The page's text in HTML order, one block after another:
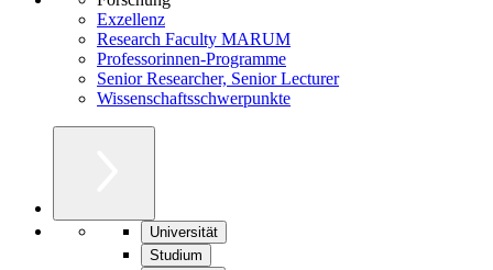
Exzellenz
Research Faculty MARUM
Professorinnen-Programme
Senior Researcher, Senior Lecturer
Wissenschaftsschwerpunkte
Universität
Studium